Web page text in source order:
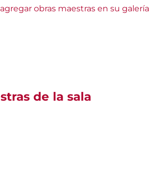
obras maestras en su galería
de la sala